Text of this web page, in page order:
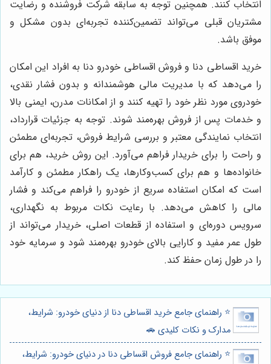
انتخاب کنند. همچنین توجه به سابقه شرکت فروشنده و رضایت
مشتریان قبلی می‌تواند تضمین‌کننده تجربه‌ای بدون مشکل و
موفق باشد.
خرید اقساطی دنا و فروش اقساطی خودرو دنا به افراد این امکان
را می‌دهد که با مدیریت مالی هوشمندانه و بدون فشار نقدی،
خودروی مورد نظر خود را تهیه کنند و از امکانات مدرن، ایمنی بالا
و خدمات پس از فروش بهره‌مند شوند. توجه به جزئیات قرارداد،
انتخاب نمایندگی معتبر و بررسی شرایط فروش، تجربه‌ای مطمئن
و راحت را برای خریدار فراهم می‌آورد. این روش خرید، هم برای
خانواده‌ها و هم برای کسب‌وکارها، یک راهکار مطمئن و کارآمد
است که امکان استفاده سریع از خودرو را فراهم می‌کند و فشار
مالی را کاهش می‌دهد. با رعایت نکات مربوط به نگهداری،
سرویس دوره‌ای و استفاده از قطعات اصلی، خریدار می‌تواند از
طول عمر مفید و کارایی بالای خودرو بهره‌مند شود و سرمایه خود
را در طول زمان حفظ کند.
⭐️ راهنمای جامع خرید اقساطی دنا از دنیای خودرو: شرایط،
مدارک و نکات کلیدی 🚗
⭐️ راهنمای جامع فروش اقساطی دنا در دنیای خودرو: شرایط،